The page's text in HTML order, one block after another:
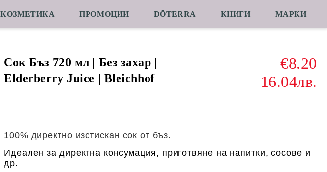
КОЗМЕТИКА ПРОМОЦИИ DŌTERRA КНИГИ МАРКИ
Сок Бъз 720 мл | Без захар |
Elderberry Juice | Bleichhof
€8.20
16.04лв.
100% директно изстискан сок от бъз.
Идеален за директна консумация, приготвяне на напитки, сосове и
др.